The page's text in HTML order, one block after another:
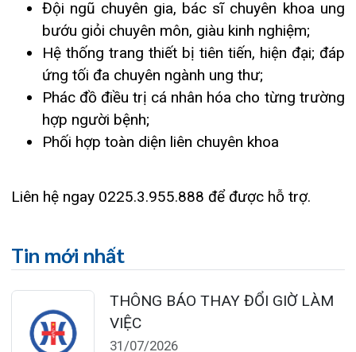
TRẢI NGHIỆM Y TẾ CHUẨN QUỐC
TẾ CHẠM ĐẾN TRÁI TI...
28/07/2026
BỆNH VIỆN ĐA KHOA QUỐC TẾ
HẢI PHÒNG THÔNG BÁO T...
CẢNH BÁO: TỰ Ý SỬ DỤNG
24/07/2026
TỔNG QUAN VỀ BỆNH LÝ THOÁI
HÓA KHỚP VÀ CƠ SỞ SI...
23/07/2026